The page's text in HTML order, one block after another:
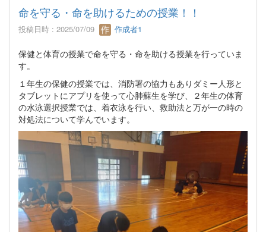
命を守る・命を助けるための授業！！
投稿日時 : 2025/07/09 作成者1
保健と体育の授業で命を守る・命を助ける授業を行っていま
す。
１年生の保健の授業では、消防署の協力もありダミー人形と
タブレットにアプリを使って心肺蘇生を学び、２年生の体育
の水泳選択授業では、着衣泳を行い、救助法と万が一の時の
対処法について学んでいます。